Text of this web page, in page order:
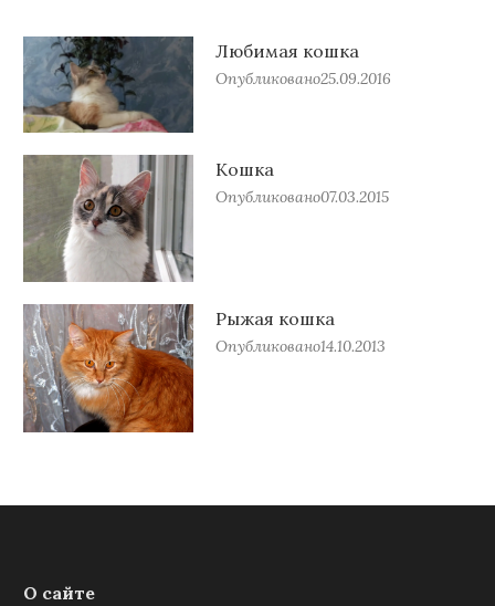
Любимая кошка
Опубликовано25.09.2016
Кошка
Опубликовано07.03.2015
Рыжая кошка
Опубликовано14.10.2013
О сайте